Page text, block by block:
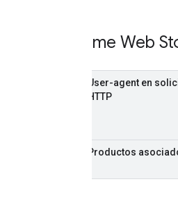
Chrome Web
User-agent en
HTTP
Productos